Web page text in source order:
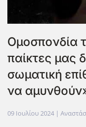
Ομοσπονδία
παίκτες μας
σωματική
να
09 Ιουλίου 2024 |